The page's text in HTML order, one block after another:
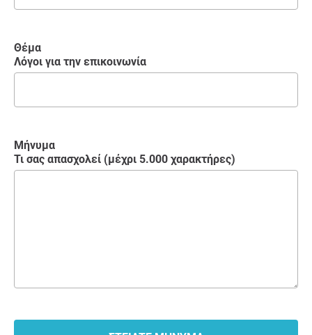
Θέμα
Λόγοι για την επικοινωνία
Μήνυμα
Τι σας απασχολεί (μέχρι 5.000 χαρακτήρες)